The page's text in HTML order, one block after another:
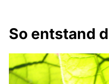
So entstand